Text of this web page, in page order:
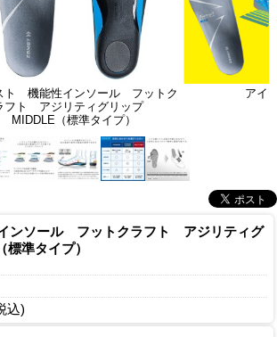
ト 機能性インソール フットク
フト アジリティグリップ
MIDDLE（標準タイプ）
アイ
ンソール フットクラフト アジリティグ
準タイプ）
込)